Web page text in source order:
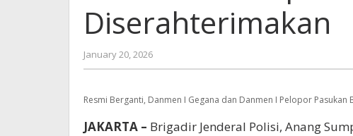
Pelopor
Pasukan
Diserahterimakan
January 20, 2026by
admin
Resmi Berganti, Danmen I Gegana dan Danmen I Pelopor
JAKARTA – Brigadir Jenderal Polisi, Anang